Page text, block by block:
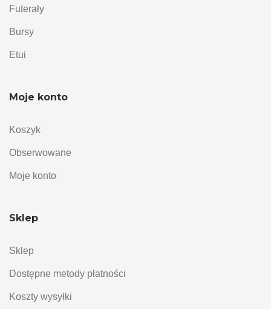
Futerały
Bursy
Etui
Moje konto
Koszyk
Obserwowane
Moje konto
Sklep
Sklep
Dostępne metody płatności
Koszty wysyłki